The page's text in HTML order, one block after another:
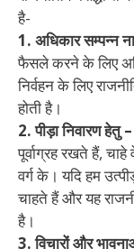
है-
1. अधिकार सम्पन्न
फैसले करने के लिए
निर्वहन के लिए
होती है।
2. पीड़ा निवारण हेतु –
पूर्वाग्रह रखते हैं,
वर्ग के। यदि हम
चाहते हैं और यह
है।
3. विचारों और